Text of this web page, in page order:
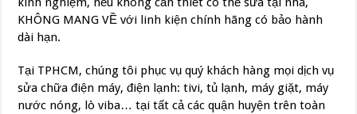
KHÔNG MANG VỀ với linh kiện chính hãng có bảo hành
dài hạn.
Tại TPHCM, chúng tôi phục vụ quý khách hàng mọi dịch vụ
sửa chữa điện máy, điện lạnh: tivi, tủ lạnh, máy giặt, máy
nước nóng, lò viba… tại tất cả các quận huyện trên toàn